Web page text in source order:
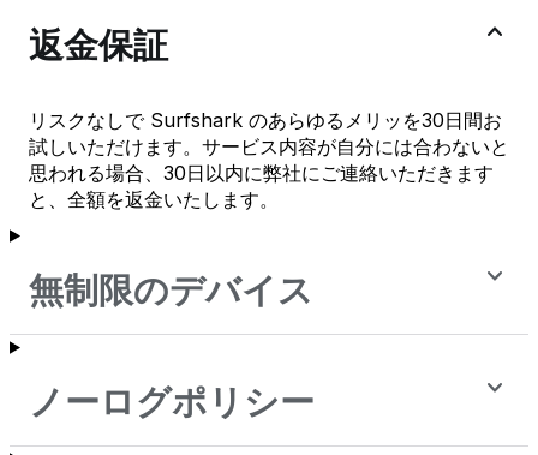
返金保証
リスクなしで Surfshark のあらゆるメリッを30日間お
試しいただけます。サービス内容が自分には合わないと
思われる場合、30日以内に弊社にご連絡いただきます
と、全額を返金いたします。
無制限のデバイス
ノーログポリシー